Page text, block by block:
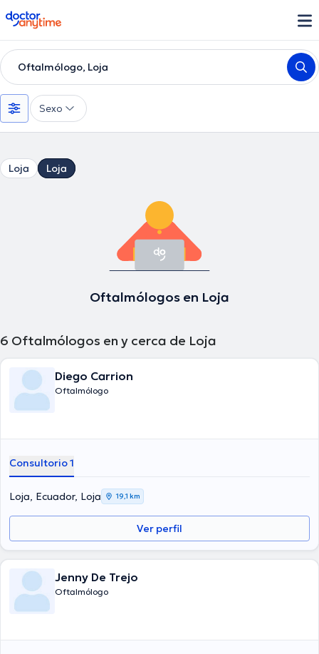
doctoranytime
Oftalmólogo, Loja
Sexo
Loja Loja
Oftalmólogos en Loja
6 Oftalmólogos en y cerca de Loja
Diego Carrion
Oftalmólogo
Consultorio 1
Loja, Ecuador, Loja 19,1 km
Ver perfil
Jenny De Trejo
Oftalmólogo